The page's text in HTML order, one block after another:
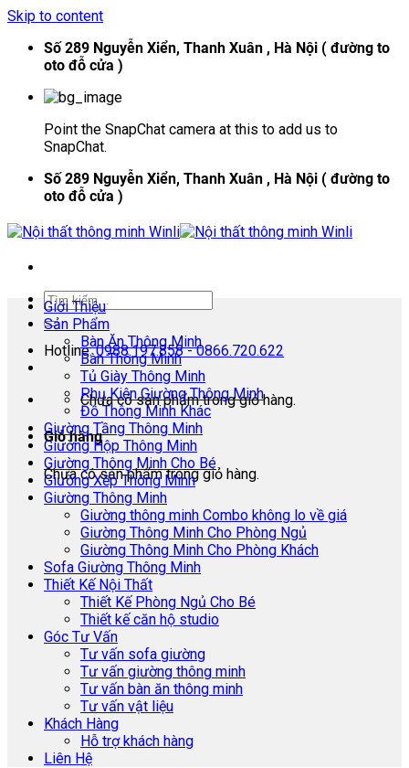
Skip to content
Số 289 Nguyễn Xiển, Thanh Xuân , Hà Nội ( đường to
oto đỗ cửa )
Point the SnapChat camera at this to add us to
SnapChat.
Số 289 Nguyễn Xiển, Thanh Xuân , Hà Nội ( đường to
oto đỗ cửa )
Hotline:0988.197.858 - 0866.720.622
Chưa có sản phẩm trong giỏ hàng.
Giỏ hàng
Chưa có sản phẩm trong giỏ hàng.
Giới Thiệu
Sản Phẩm
Bàn Ăn Thông Minh
Bàn Thông Minh
Tủ Giày Thông Minh
Phụ Kiện Giường Thông Minh
Đồ Thông Minh Khác
Giường Tầng Thông Minh
Giường Hộp Thông Minh
Giường Thông Minh Cho Bé
Giường Xếp Thông Minh
Giường Thông Minh
Giường thông minh Combo không lo về giá
Giường Thông Minh Cho Phòng Ngủ
Giường Thông Minh Cho Phòng Khách
Sofa Giường Thông Minh
Thiết Kế Nội Thất
Thiết Kế Phòng Ngủ Cho Bé
Thiết kế căn hộ studio
Góc Tư Vấn
Tư vấn sofa giường
Tư vấn giường thông minh
Tư vấn bàn ăn thông minh
Tư vấn vật liệu
Khách Hàng
Hỗ trợ khách hàng
Liên Hệ